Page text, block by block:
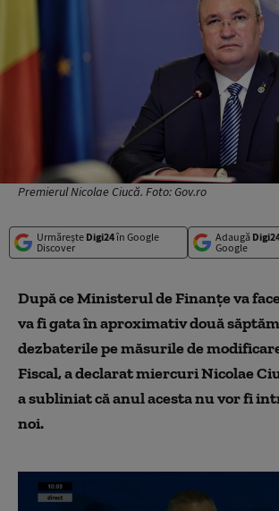
Premierul Nicolae Ciucă. Foto: Gov.ro
Urmărește Digi24în Google
Discover
Adaugă
Google
După ce Ministerul de Finanțe va
va fi gata în aproximativ două
dezbaterile pe măsurile de
Fiscal, a declarat miercuri Nicolae
a subliniat că anul acesta nu vor fi
noi.